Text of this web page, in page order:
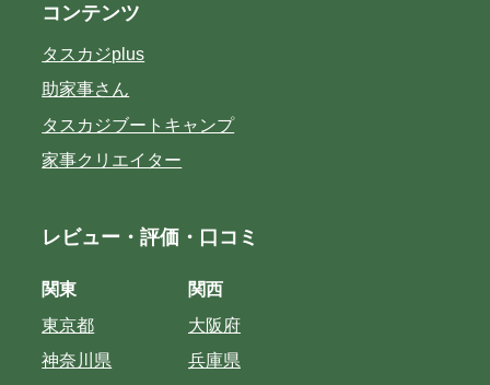
コンテンツ
タスカジplus
助家事さん
タスカジブートキャンプ
家事クリエイター
レビュー・評価・口コミ
関東
東京都
神奈川県
関西
大阪府
兵庫県